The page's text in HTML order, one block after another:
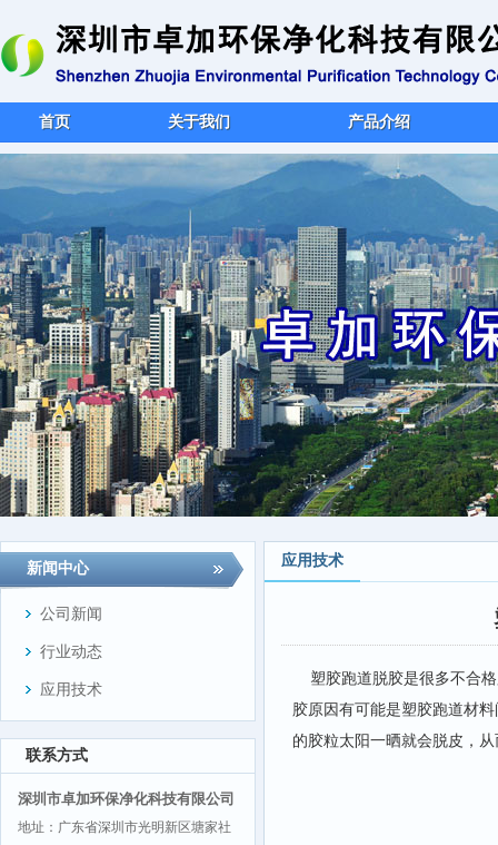
首页 关于我们 产品介绍
新闻中心
公司新闻
行业动态
应用技术
联系方式
深圳市卓加环保净化科技有限公司
地址：广东省深圳市光明新区塘家社
应用技术
塑胶跑道脱胶是很多不合格
胶原因有可能是塑胶跑道材
的胶粒太阳一晒就会脱皮，